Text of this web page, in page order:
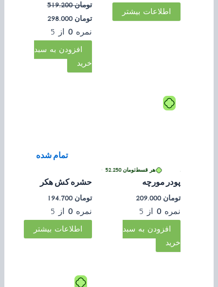
اطلاعات بیشتر
تومان519.200
تومان 298.000
نمره0 از 5
افزودن به سبد
خرید
هر قسطتومان52.250
• خرید قسطی با ترب‌پی بدون کارمزد
پودر مورچه
تومان 209.000
نمره0 از 5
افزودن به سبد
خرید
تمام شده
حشره کش هکر
تومان 194.700
نمره0 از 5
اطلاعات بیشتر